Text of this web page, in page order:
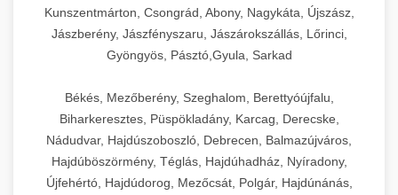
Kunszentmárton, Csongrád, Abony, Nagykáta, Újszász,
Jászberény, Jászfényszaru, Jászárokszállás, Lőrinci,
Gyöngyös, Pásztó,Gyula, Sarkad
Békés, Mezőberény, Szeghalom, Berettyóújfalu,
Biharkeresztes, Püspökladány, Karcag, Derecske,
Nádudvar, Hajdúszoboszló, Debrecen, Balmazújváros,
Hajdúböszörmény, Téglás, Hajdúhadház, Nyíradony,
Újfehértó, Hajdúdorog, Mezőcsát, Polgár, Hajdúnánás,